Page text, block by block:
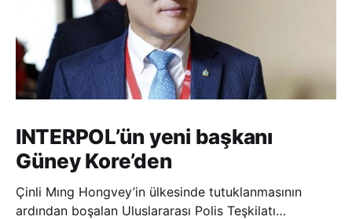
INTERPOL’ün yeni başkanı
Güney Kore’den
Çinli Mıng Hongvey’in ülkesinde tutuklanmasının
ardından boşalan Uluslararası Polis Teşkilatı